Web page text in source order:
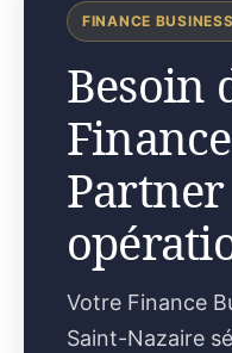
FINANCE
Besoin
Partner
Votre Finance
Saint-Nazaire